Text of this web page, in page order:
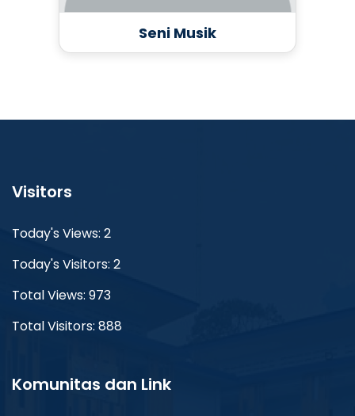
Seni Musik
Visitors
Today's Views: 2
Today's Visitors: 2
Total Views: 973
Total Visitors: 888
Komunitas dan Link